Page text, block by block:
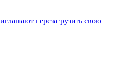
перезагрузить свою